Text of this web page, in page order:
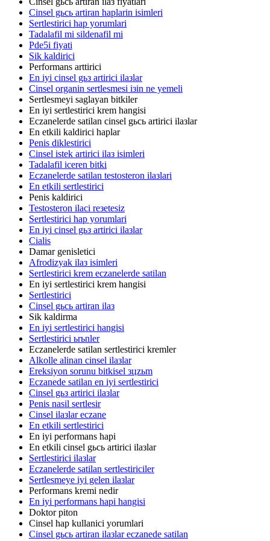
Cinsel gьcь artiran haplarin isimleri
Sertlestirici hap yorumlari
Tadalafil mi sildenafil mi
Pde5i fiyati
Sik kaldirici
Performans arttirici
En iyi cinsel gьз artirici ilaзlar
Cinsel organin sertlesmesi iзin ne yemeli
Sertlesmeyi saglayan bitkiler
En iyi sertlestirici krem hangisi
Eczanelerde satilan cinsel gьcь artirici ilaзlar
En etkili kaldirici haplar
Penis diklestirici
Cinsel istek artirici ilaз isimleri
Tadalafil iceren bitki
Eczanelerde satilan testosteron ilaзlari
En etkili sertlestirici
Penis kaldirici
Testosteron ilaci reзetesiz
Sertlestirici hap yorumlari
En iyi cinsel gьз artirici ilaзlar
Cialis
Damar genisletici
Afrodizyak ilaз isimleri
Sertlestirici krem eczanelerde satilan
En iyi sertlestirici krem hangisi
Sertlestirici
Cinsel gьcь artiran ilaз
Sik kaldirma
En iyi sertlestirici hangisi
Sertlestirici ьrьnler
Eczanelerde satilan sertlestirici kremler
Alkolle alinan cinsel ilaзlar
Ereksiyon sorunu bitkisel зцzьm
Eczanede satilan en iyi sertlestirici
Cinsel gьз artirici ilaзlar
Penis nasil sertlesir
Cinsel ilaзlar eczane
En etkili sertlestirici
En iyi performans hapi
En etkili cinsel gьcь artirici ilaзlar
Sertlestirici ilaзlar
Eczanelerde satilan sertlestiriciler
Sertlesmeye iyi gelen ilaзlar
Performans kremi nedir
En iyi performans hapi hangisi
Doktor piton
Cinsel hap kullanici yorumlari
Cinsel gьcь artiran ilaзlar eczanede satilan